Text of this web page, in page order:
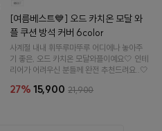
[여름베스트💙] 오드 카치온 모달 와
플 쿠션 방석 커버 6color
사계절 내내 휘뚜루마뚜루 어디에나 놓아주
기 좋은, 오드 카치온 모달와플이예요🤍 인테
리어가 어려우신 분들께 완전 추천드려요..🤍
27% 15,900 21,900